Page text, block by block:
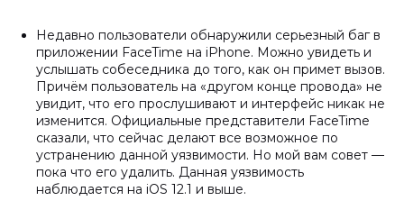
Недавно пользователи обнаружили серьезный баг в
приложении FaceTime на iPhone. Можно увидеть и
услышать собеседника до того, как он примет вызов.
Причём пользователь на «другом конце провода» не
увидит, что его прослушивают и интерфейс никак не
изменится. Официальные представители FaceTime
сказали, что сейчас делают все возможное по
устранению данной уязвимости. Но мой вам совет —
пока что его удалить. Данная уязвимость
наблюдается на iOS 12.1 и выше.